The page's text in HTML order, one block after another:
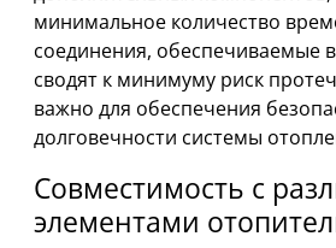
минимальное количество
соединения, обеспечиваемые
сводят к минимуму риск
важно для обеспечения
долговечности системы
Совместимость с
элементами